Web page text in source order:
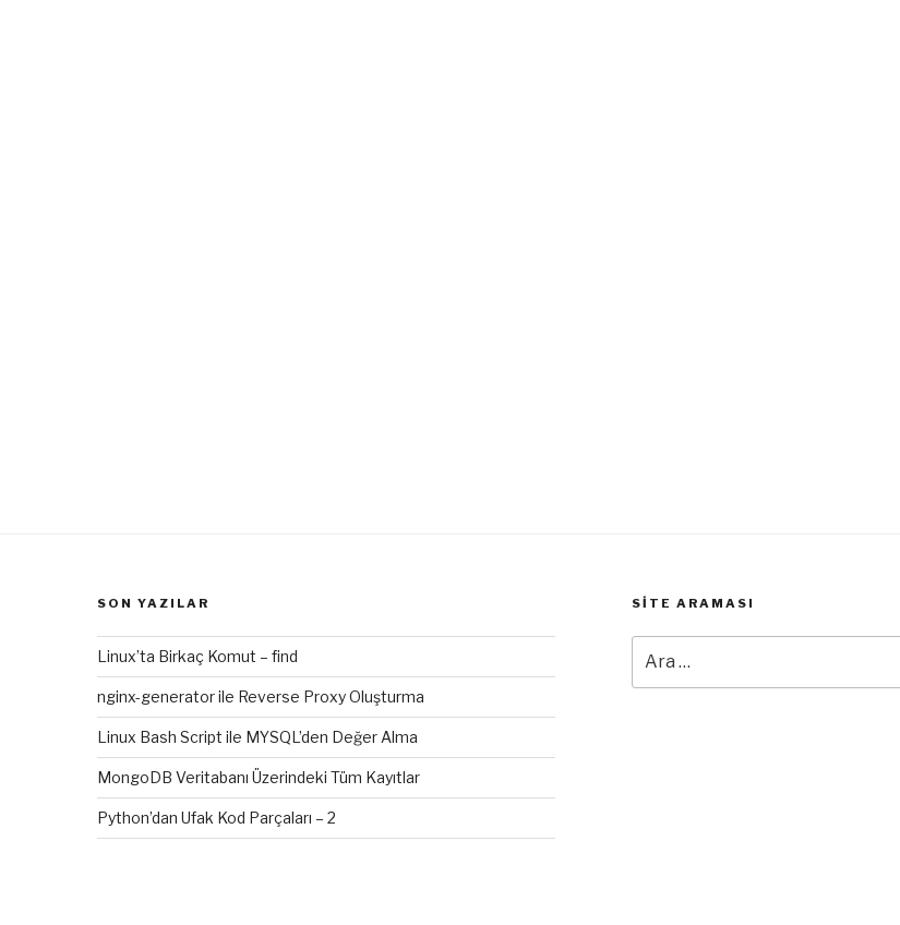
SON YAZILAR
Linux’ta Birkaç Komut – find
nginx-generator ile Reverse Proxy Oluşturma
Linux Bash Script ile MYSQL’den Değer Alma
MongoDB Veritabanı Üzerindeki Tüm Kayıtlar
Python’dan Ufak Kod Parçaları – 2
SITE ARAMASI